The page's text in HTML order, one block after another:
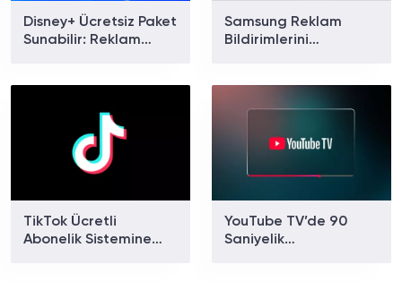
Disney+ Ücretsiz Paket
Sunabilir: Reklam
Samsung Reklam
Bildirimlerini
TikTok Ücretli
Abonelik Sistemine
YouTube TV’de 90
Saniyelik